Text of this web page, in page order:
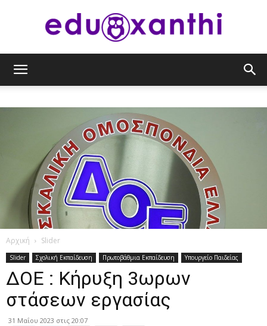
Αρχική Slider
Slider Σχολική Εκπαίδευση Πρωτοβάθμια Εκπαίδευση Υπουργείο Παιδείας
ΔΟΕ : Κήρυξη 3ωρων
στάσεων εργασίας
31 Μαΐου 2023 στις 20:07